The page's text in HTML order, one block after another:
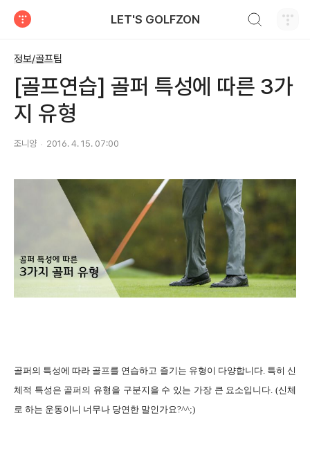
LET'S GOLFZON
정보/골프팁
[골프연습] 골퍼 특성에 따른 3가
지 유형
조니양 2016. 4. 15. 07:00
골퍼의 특성에 따라 골프를 연습하고 즐기는 유형이 다양합니다. 특히 신
체적 특성은 골퍼의 유형을 구분지을 수 있는 가장 큰 요소입니다. (신체
로 하는 운동이니 너무나 당연한 말인가요?^^;)